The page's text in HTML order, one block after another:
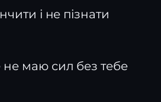
і не пізнати
маю сил без тебе